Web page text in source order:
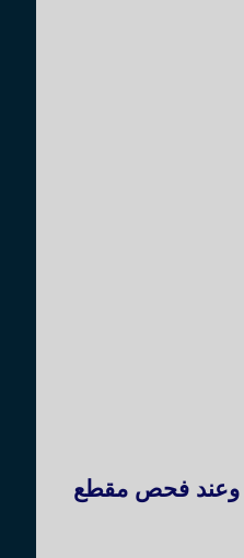
وعند فحص مقطع